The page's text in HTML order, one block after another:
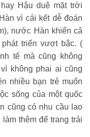
Hậu duệ mặt trời
vì cái kết dễ đoán
nước Hàn khiến cả
triển vượt bậc. (
tế mà cũng không
không phai ai cũng
nhiều bạn trẻ muốn
sống của một quốc
cũng có nhu cầu lao
thêm để trang trải